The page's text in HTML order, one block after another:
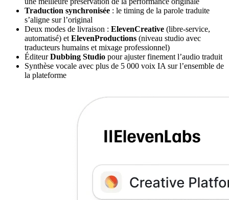
Traduction synchronisée : le timing de la parole traduite
s’aligne sur l’original
Deux modes de livraison : ElevenCreative (libre-service,
automatisé) et ElevenProductions (niveau studio avec
traducteurs humains et mixage professionnel)
ÉditeurDubbing Studio pour ajuster finement l’audio traduit
Synthèse vocale avec plus de 5 000 voix IA sur l’ensemble de
la plateforme